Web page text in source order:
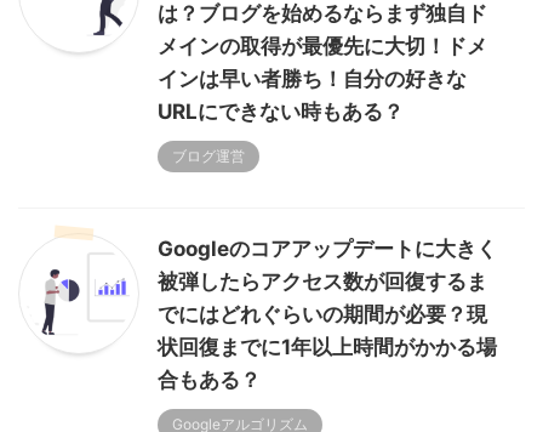
は？ブログを始めるならまず独自ド
メインの取得が最優先に大切！ドメ
インは早い者勝ち！自分の好きな
URLにできない時もある？
ブログ運営
Googleのコアアップデートに大きく
被弾したらアクセス数が回復するま
でにはどれぐらいの期間が必要？現
状回復までに1年以上時間がかかる場
合もある？
Googleアルゴリズム